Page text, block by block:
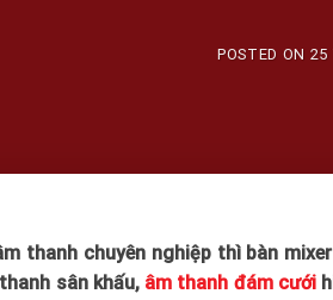
POSTED ON 25
thanh chuyên nghiệp thì bàn
sân khấu, âm thanh đám cưới